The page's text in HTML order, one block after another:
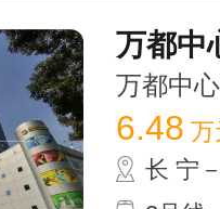
万都中
万都中
6.48 万
长 宁